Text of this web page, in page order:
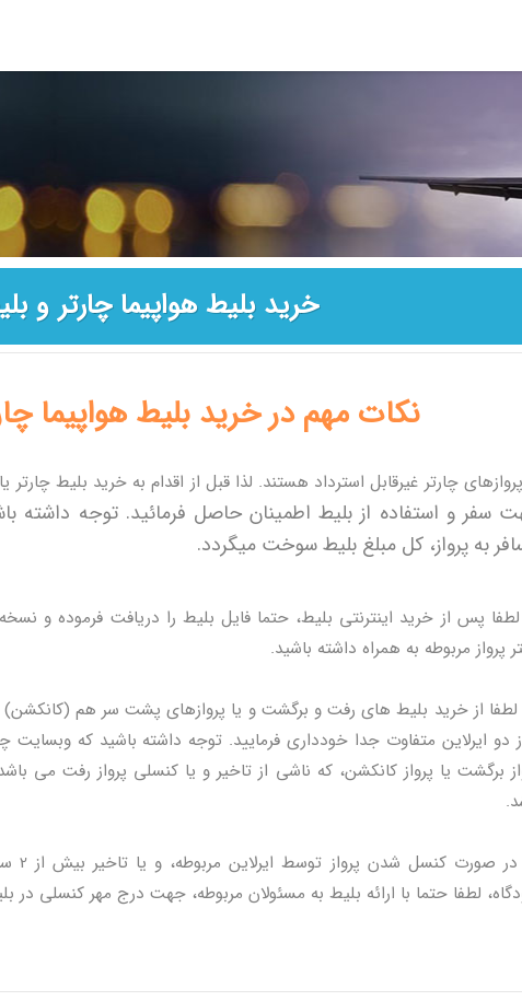
خرید بلیط هواپیما چارتر و
نکات مهم در خرید بلیط هواپیما
سفر و استفاده از بلیط اطمینان حاصل فرمائید. توجه
به پرواز، کل مبلغ بلیط سوخت میگردد.
لطفا پس از خرید اینترنتی بلیط، حتما فایل بلیط را دریافت فرموده و
پرواز مربوطه به همراه داشته باشید.
دو ایرلاین متفاوت جدا خودداری فرمایید. توجه داشته باشید که وبسایت
برگشت یا پرواز کانکشن، که ناشی از تاخیر و یا کنسلی پرواز رفت می
4-
لطفا حتما با ارائه بلیط به مسئولان مربوطه، جهت درج مهر کنسلی در